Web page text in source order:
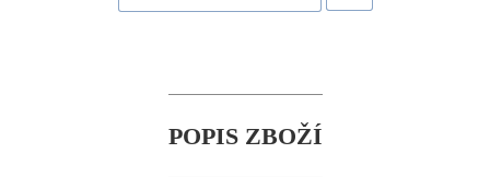
POPIS ZBOŽÍ